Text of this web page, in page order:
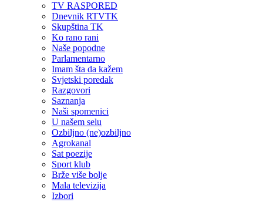
TV RASPORED
Dnevnik RTVTK
Skupština TK
Ko rano rani
Naše popodne
Parlamentarno
Imam šta da kažem
Svjetski poredak
Razgovori
Saznanja
Naši spomenici
U našem selu
Ozbiljno (ne)ozbiljno
Agrokanal
Sat poezije
Sport klub
Brže više bolje
Mala televizija
Izbori